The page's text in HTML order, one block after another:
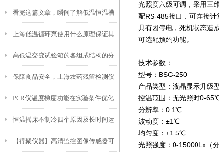
看完这篇文章，瞬间了解低温恒温槽
了！
上海低温循环泵使用什么原理保证其
性能优异？
高低温交变试验箱的各组成结构的分
工
保障食品安全，上海农药残留检测仪
助力农产品监管
PCR仪温度梯度功能在实验条件优化
中的使用技巧
恒温摇床不制冷四个原因及长时间运
行注意点
【得聚仪器】高清监控图像传感器可
光照度六级可调，采用三
配RS-485接口，可连接计
具有因停电，死机状态造
可选配预约功能。
技术参数：
型号：BSG-250
产品类型：液晶显示升级
控温范围：无光照时0-
分辨率：0.1℃
波动度：±1℃
均匀度：±1.5℃
光照强度：0-15000Lx（